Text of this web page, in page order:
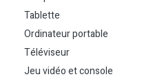
Tablette
Ordinateur portable
Téléviseur
Jeu vidéo et console